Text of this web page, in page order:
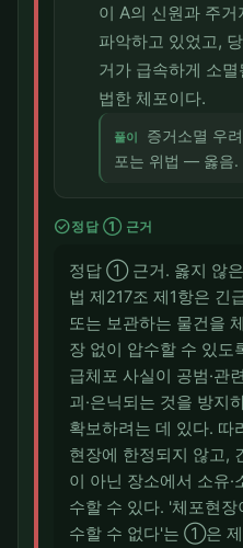
이 A의 신원과 주
파악하고 있었고,
거가 급속하게 소
법한 체포이다.
풀이
증거소멸 우
포는 위법 — 옳음.
check_circle정답 ① 근거
정답 ① 근거. 옳지 않
법 제217조 제1항은 긴
또는 보관하는 물건을
장 없이 압수할 수 있도
급체포 사실이 공범·관
괴·은닉되는 것을 방지
확보하려는 데 있다. 따
현장에 한정되지 않고,
이 아닌 장소에서 소유·
수할 수 있다. '체포현
수할 수 없다'는 ①은 제